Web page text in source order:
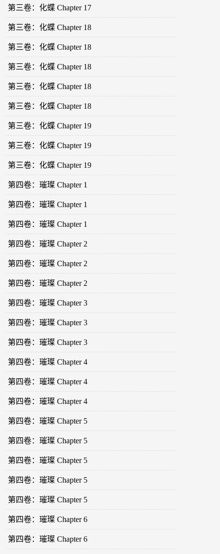
第三卷：化蝶 Chapter 17
第三卷：化蝶 Chapter 18
第三卷：化蝶 Chapter 18
第三卷：化蝶 Chapter 18
第三卷：化蝶 Chapter 18
第三卷：化蝶 Chapter 18
第三卷：化蝶 Chapter 19
第三卷：化蝶 Chapter 19
第三卷：化蝶 Chapter 19
第四卷：璀璨 Chapter 1
第四卷：璀璨 Chapter 1
第四卷：璀璨 Chapter 1
第四卷：璀璨 Chapter 2
第四卷：璀璨 Chapter 2
第四卷：璀璨 Chapter 2
第四卷：璀璨 Chapter 3
第四卷：璀璨 Chapter 3
第四卷：璀璨 Chapter 3
第四卷：璀璨 Chapter 4
第四卷：璀璨 Chapter 4
第四卷：璀璨 Chapter 4
第四卷：璀璨 Chapter 5
第四卷：璀璨 Chapter 5
第四卷：璀璨 Chapter 5
第四卷：璀璨 Chapter 5
第四卷：璀璨 Chapter 5
第四卷：璀璨 Chapter 6
第四卷：璀璨 Chapter 6